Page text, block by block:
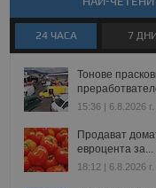
24 ЧАСА 7
Тонове
15:36 | 6.8.2026 г.
Продават
евроцента за...
18:12 | 6.8.2026 г.